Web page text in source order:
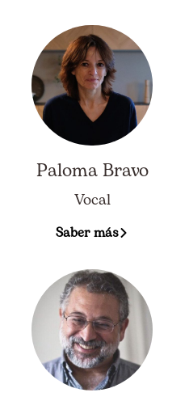
Paloma Bravo
Vocal
Saber más